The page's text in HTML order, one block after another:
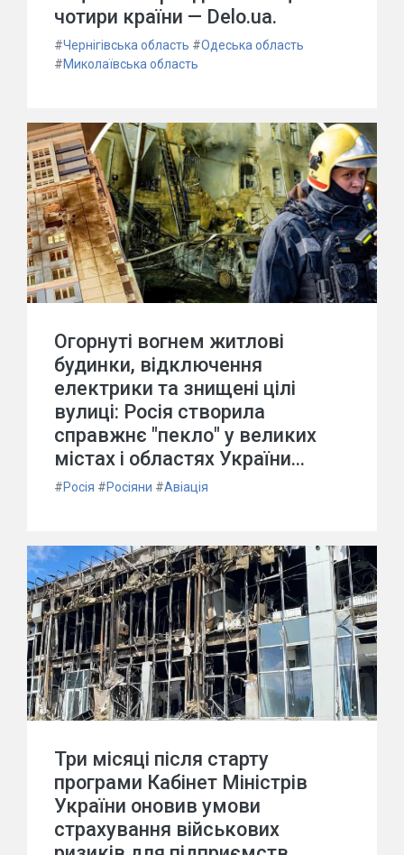
чотири країни — Delo.ua.
#Чернігівська область #Одеська область
#Миколаївська область
Огорнуті вогнем житлові
будинки, відключення
електрики та знищені цілі
вулиці: Росія створила
справжнє "пекло" у великих
містах і областях України...
#Росія #Росіяни #Авіація
Три місяці після старту
програми Кабінет Міністрів
України оновив умови
страхування військових